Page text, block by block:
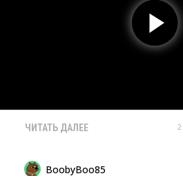
ЧИТАТЬ ДАЛЕЕ
BoobyBoo85